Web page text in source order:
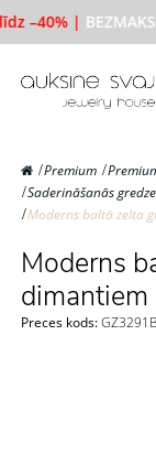
–40% |
Premium
Saderināšanās
Moderns baltā zelta
Moderns
Preces kods: